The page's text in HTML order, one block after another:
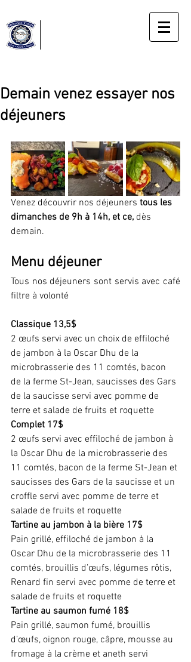
Demain venez essayer nos
déjeuners
Venez découvrir nos déjeuners tous les
dimanches de 9h à 14h, et ce, dès
demain.
Menu déjeuner
Tous nos déjeuners sont servis avec café
filtre à volonté
Classique 13,5$
2 œufs servi avec un choix de effiloché
de jambon à la Oscar Dhu de la
microbrasserie des 11 comtés, bacon
de la ferme St-Jean, saucisses des Gars
de la saucisse servi avec pomme de
terre et salade de fruits et roquette
Complet 17$
2 œufs servi avec effiloché de jambon à
la Oscar Dhu de la microbrasserie des
11 comtés, bacon de la ferme St-Jean et
saucisses des Gars de la saucisse et un
croffle servi avec pomme de terre et
salade de fruits et roquette
Tartine au jambon à la bière 17$
Pain grillé, effiloché de jambon à la
Oscar Dhu de la microbrasserie des 11
comtés, brouillis d’œufs, légumes rôtis,
Renard fin servi avec pomme de terre et
salade de fruits et roquette
Tartine au saumon fumé 18$
Pain grillé, saumon fumé, brouillis
d’œufs, oignon rouge, câpre, mousse au
fromage à la crème et aneth servi